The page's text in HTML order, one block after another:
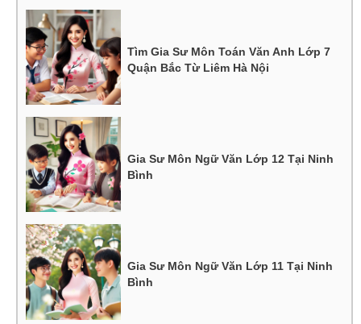
Tìm Gia Sư Môn Toán Văn Anh Lớp 7
Quận Bắc Từ Liêm Hà Nội
Gia Sư Môn Ngữ Văn Lớp 12 Tại Ninh
Bình
Gia Sư Môn Ngữ Văn Lớp 11 Tại Ninh
Bình